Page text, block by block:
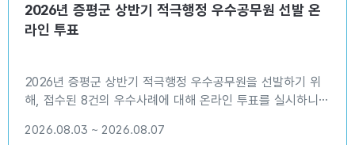
2026년 증평군 상반기 적극행정 우수공무원 선발 온
라인 투표
2026년 증평군 상반기 적극행정 우수공무원을 선발하기 위
해, 접수된 8건의 우수사례에 대해 온라인 투표를 실시하니
8. 7.(금) ○ 투표방법 : 8건의 우수사례 중 1건 선택 ※ 우수
2026.08.03 ~ 2026.08.07